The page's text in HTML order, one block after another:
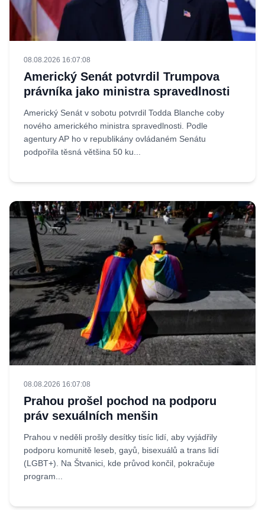
08.08.2026 16:07:08
Americký Senát potvrdil Trumpova
právníka jako ministra spravedlnosti
Americký Senát v sobotu potvrdil Todda Blanche coby
nového amerického ministra spravedlnosti. Podle
agentury AP ho v republikány ovládaném Senátu
podpořila těsná většina 50 ku...
08.08.2026 16:07:08
Prahou prošel pochod na podporu
práv sexuálních menšin
Prahou v neděli prošly desítky tisíc lidí, aby vyjádřily
podporu komunitě leseb, gayů, bisexuálů a trans lidí
(LGBT+). Na Štvanici, kde průvod končil, pokračuje
program...